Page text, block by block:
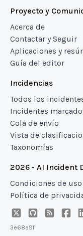
Proyecto y
Acerca de
Contactar y Seguir
Aplicaciones y
Guía del editor
Incidencias
Todos los
Incidentes
Cola de envío
Vista de
Taxonomías
2026 - AI Incident
Condiciones de uso
Política de
3e68a9f